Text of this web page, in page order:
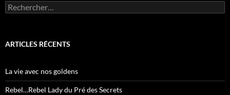
Rechercher :
ARTICLES RÉCENTS
La vie avec nos goldens
Rebel…Rebel Lady du Pré des Secrets